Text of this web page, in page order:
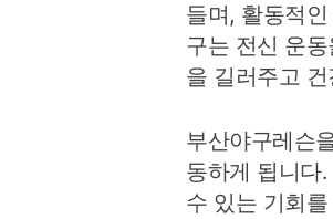
들며, 활동적
구는 전신 운
을 길러주고
부산야구레슨
동하게 됩니다
수 있는 기회